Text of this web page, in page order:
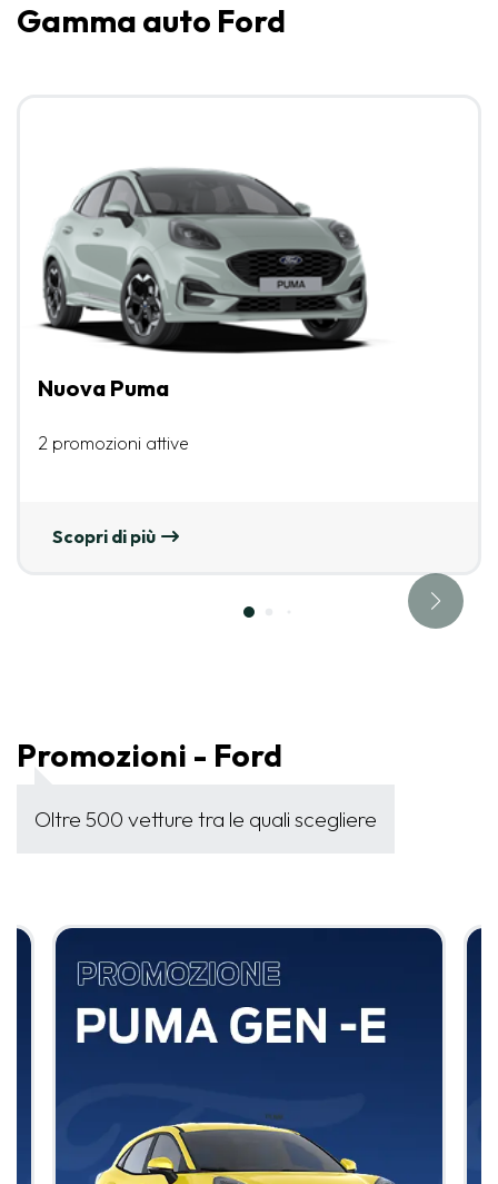
Gamma auto Ford
Nuova Puma
2 promozioni attive
Scopri di più
Promozioni - Ford
Oltre 500 vetture tra le quali scegliere